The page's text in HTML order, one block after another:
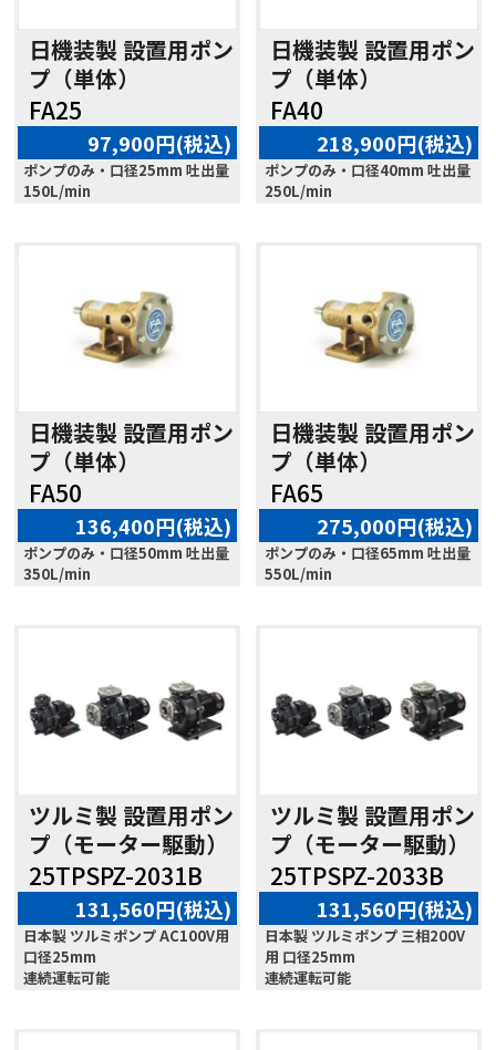
日機装製 設置用ポン
プ（単体）
FA25
97,900円(税込)
ポンプのみ・口径25mm 吐出量
150L/min
日機装製 設置用ポン
プ（単体）
FA40
218,900円(税込)
ポンプのみ・口径40mm 吐出量
250L/min
日機装製 設置用ポン
プ（単体）
FA50
136,400円(税込)
ポンプのみ・口径50mm 吐出量
350L/min
日機装製 設置用ポン
プ（単体）
FA65
275,000円(税込)
ポンプのみ・口径65mm 吐出量
550L/min
ツルミ製 設置用ポン
プ（モーター駆動）
25TPSPZ-2031B
131,560円(税込)
日本製 ツルミポンプ AC100V用
口径25mm
連続運転可能
ツルミ製 設置用ポン
プ（モーター駆動）
25TPSPZ-2033B
131,560円(税込)
日本製 ツルミポンプ 三相200V
用 口径25mm
連続運転可能